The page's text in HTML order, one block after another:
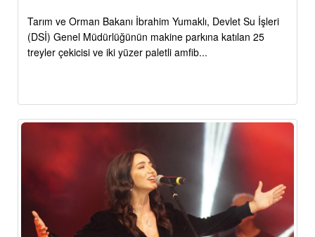
Tarım ve Orman Bakanı İbrahim Yumaklı, Devlet Su İşleri
(DSİ) Genel Müdürlüğünün makine parkına katılan 25
treyler çekicisi ve iki yüzer paletli amfib...